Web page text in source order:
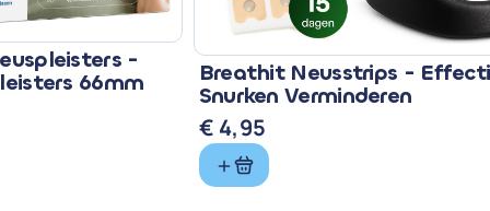
-
66mm Breathit Neusstrips -
Snurken Verminderen
€ 4,95